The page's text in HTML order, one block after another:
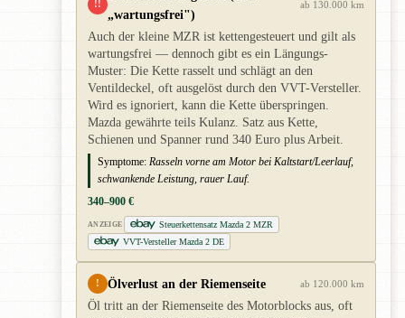
!!
„wartungsfrei")
ab 130.000 km
Auch der kleine MZR ist kettengesteuert und gilt als
wartungsfrei — dennoch gibt es ein Längungs-
Muster: Die Kette rasselt und schlägt an den
Ventildeckel, oft ausgelöst durch den VVT-Versteller.
Wird es ignoriert, kann die Kette überspringen.
Mazda gewährte teils Kulanz. Satz aus Kette,
Schienen und Spanner rund 340 Euro plus Arbeit.
Symptome: Rasseln vorne am Motor bei Kaltstart/Leerlauf,
schwankende Leistung, rauer Lauf.
340–900 €
ANZEIGE
Steuerkettensatz Mazda 2 MZR
VVT-Versteller Mazda 2 DE
! Ölverlust an der Riemenseite ab 120.000 km
Öl tritt an der Riemenseite des Motorblocks aus, oft